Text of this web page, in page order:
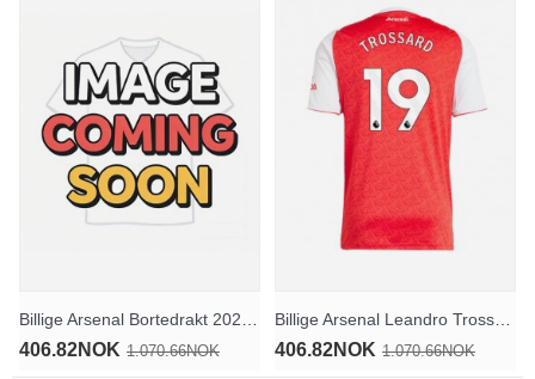
406.82NOK 1.070.66NOK 406.82NOK 1.070.66NOK